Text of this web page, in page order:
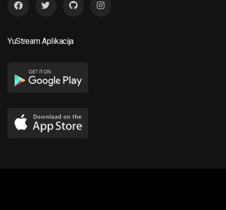
YuStream Aplikacija